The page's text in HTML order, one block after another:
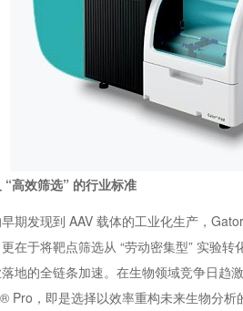
“高效筛选” 的行业标准
期发现到 AAV 载体的工业化生产，
在于将靶点筛选从 “劳动密集型” 实验
地的全链条加速。在生物领域竞争日趋
Pro，即是选择以效率重构未来生物分析